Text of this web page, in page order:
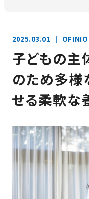
2025.03.01
子どもの主
のため多様
せる柔軟な